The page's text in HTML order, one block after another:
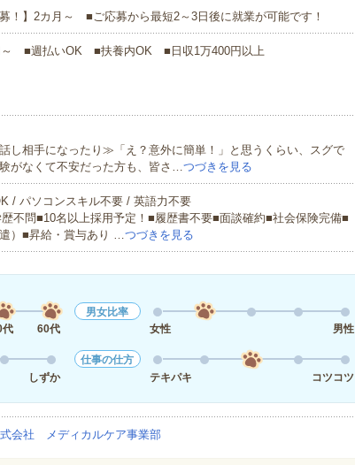
！】2カ月～ ■ご応募から最短2～3日後に就業が可能です！
～ ■週払いOK ■扶養内OK ■日収1万400円以上
し相手になったり≫「え？意外に簡単！」と思うくらい、スグで
がなくて不安だった方も、皆さ… つづきを見る
/ パソコンスキル不要 / 英語力不要
不問■10名以上採用予定！■履歴書不要■面談確約■社会保険完備■
）■昇給・賞与あり … つづきを見る
代 60代
男女比率
女性
男性
しずか
仕事の仕方
テキパキ
コツコツ
会社 メディカルケア事業部